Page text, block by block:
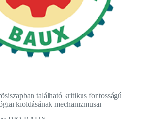
található kritikus fontosságú
kioldásának mechanizmusai